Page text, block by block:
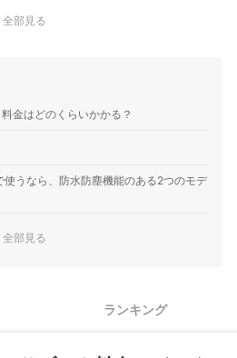
全部見る
金はどのくらいかかる？
使うなら、防水防塵機能のある2つのモデ
うなら、撮影範囲の広さをチェック
人気ランキング
全部見る
ランキング